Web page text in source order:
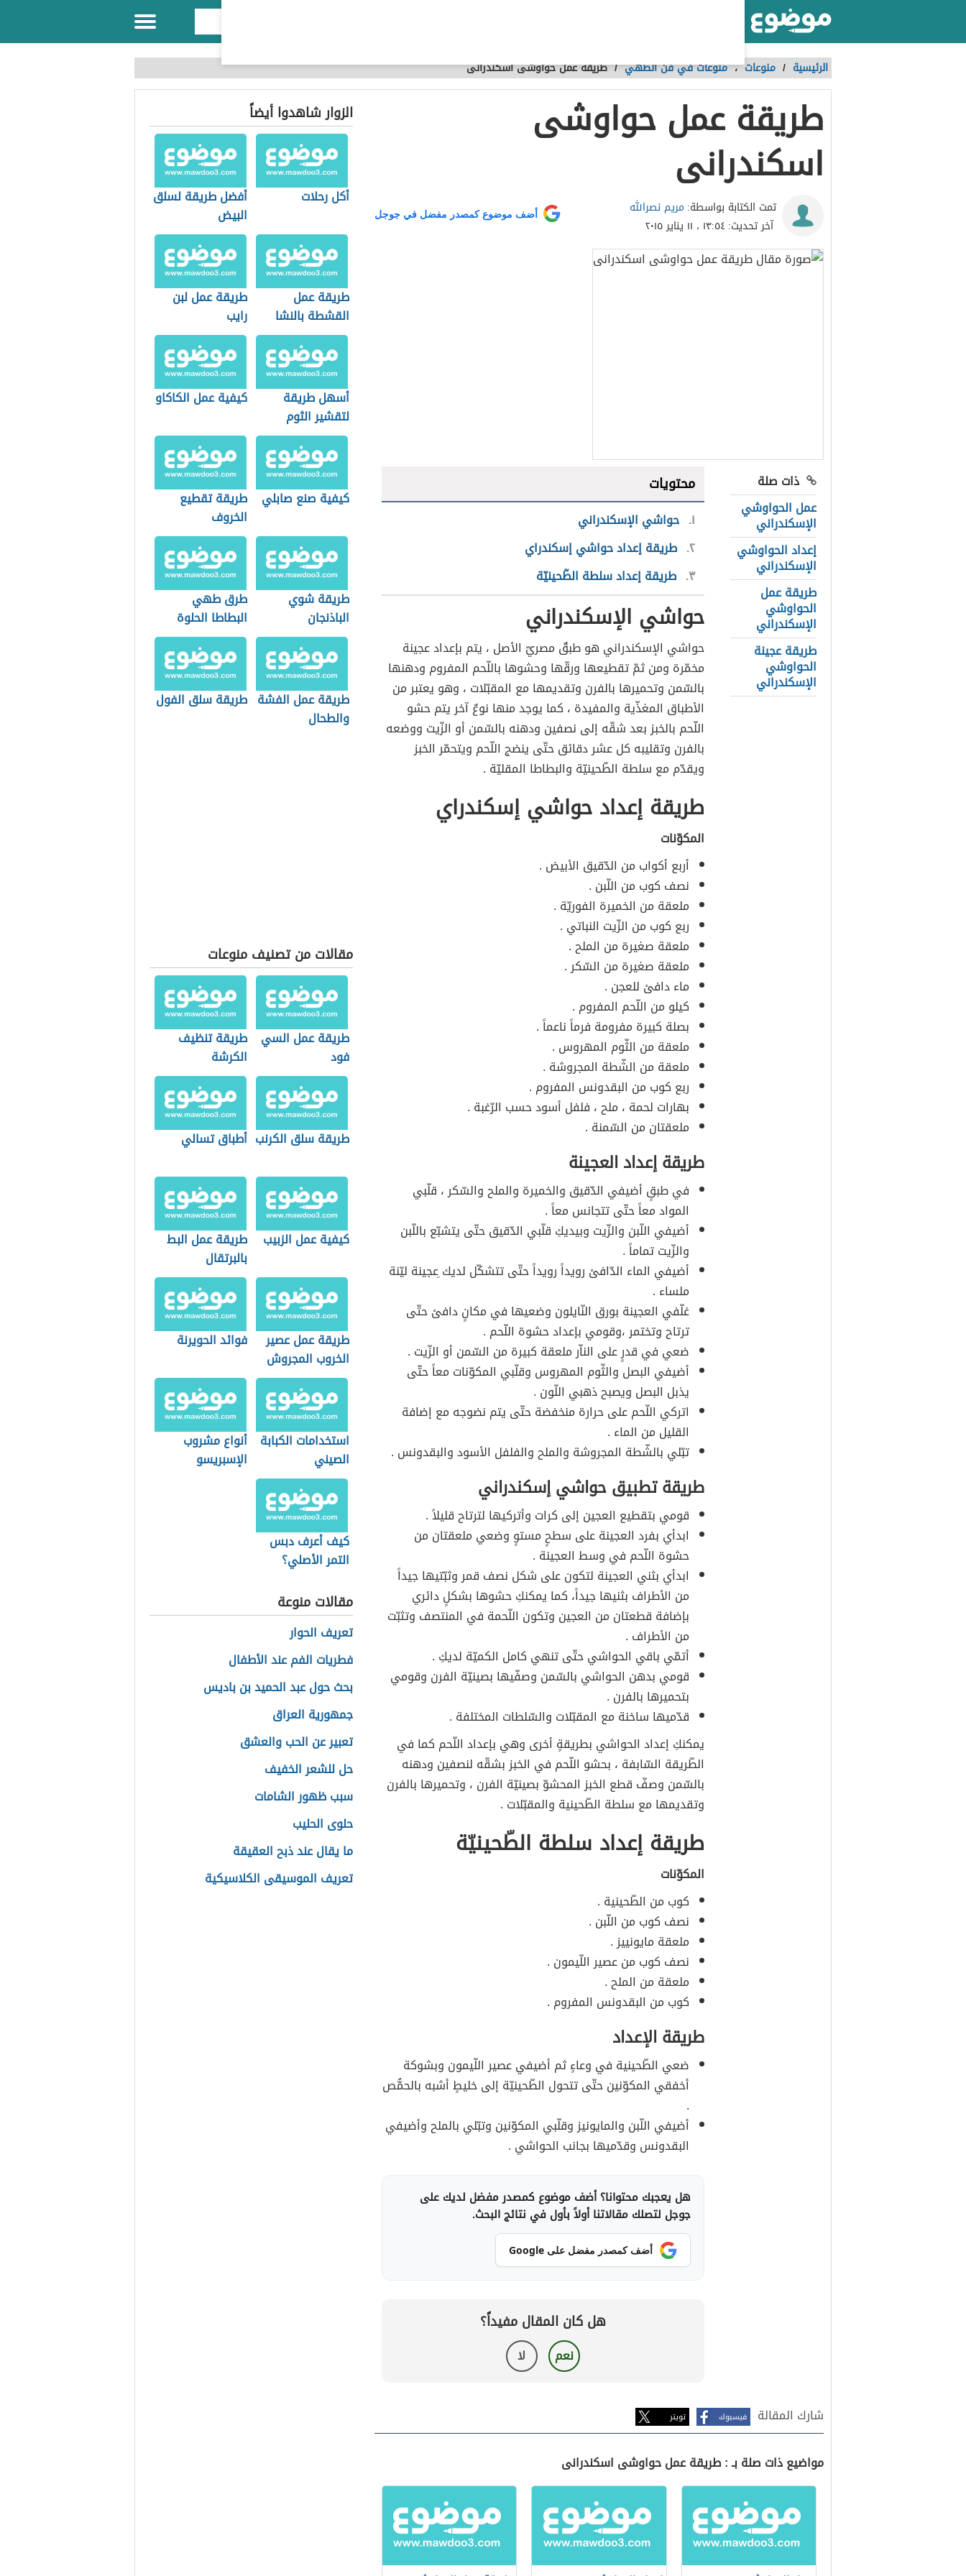
الرئيسية / منوعات ،منوعات في فن الطهي /طريقة عمل حواوشى اسكندرانى
طريقة عمل حواوشى
اسكندرانى
تمت الكتابة بواسطة: مريم نصرالله
آخر تحديث:١٣:٥٤ ، ١١ يناير ٢٠١٥
أضف موضوع كمصدر مفضل في جوجل
ذات صلة
عمل الحواوشي
الإسكندراني
إعداد الحواوشي
الإسكندراني
طريقة عمل
الحواوشي
الإسكندراني
طريقة عجينة
الحواوشي
الإسكندراني
محتويات
١ حواشي الإسكندراني
٢ طريقة إعداد حواشي إسكندراي
٣ طريقة إعداد سلطة الطّحينيّة
حواشي الإسكندراني
حواشي الإسكندراني هو طبقٌ مصريّ الأصل ، يتم بإعداد عجينة
مخمّرة ومن ثمّ تقطيعها ورقّها وحشوها باللّحم المفروم ودهنها
بالسّمن وتحميرها بالفرن وتقديمها مع المقبّلات ، وهو يعتبر من
الأطباق المغذّية والمفيدة ، كما يوجد منها نوعٌ آخر يتم حشو
اللّحم بالخبز بعد شقّه إلى نصفين ودهنه بالسّمن أو الزّيت ووضعه
بالفرن وتقليبه كل عشر دقائق حتّى ينضج اللّحم ويتحمّر الخبز
ويقدّم مع سلطة الطّحينيّة والبطاطا المقليّة .
طريقة إعداد حواشي إسكندراي
المكوّنات
أربع أكواب من الدّقيق الأبيض .
نصف كوب من اللّبن .
ملعقة من الخميرة الفوريّة .
ربع كوب من الزّيت النباتي .
ملعقة صغيرة من الملح .
ملعقة صغيرة من السّكر .
ماء دافئ للعجن .
كيلو من اللّحم المفروم .
بصلة كبيرة مفرومة فرماً ناعماً .
ملعقة من الثّوم المهروس .
ملعقة من الشّطة المجروشة .
ربع كوب من البقدونس المفروم .
بهارات لحمة ، ملح ، فلفل أسود حسب الرّغبة .
ملعقتان من السّمنة .
طريقة إعداد العجينة
في طبقٍ أضيفي الدّقيق والخميرة والملح والسّكر ، قلّبي
المواد معاً حتّى تتجانس معاً .
أضيفي اللّبن والزّيت وبيديكِ قلّبي الدّقيق حتّى يتشبّع باللّبن
والزّيت تماماً .
أضيفي الماء الدّافئ رويداً رويداً حتّى تتشكّل لديك ِعجينة ليّنة
ملساء .
غلّفي العجينة بورق النّايلون وضعيها في مكانٍ دافئ حتّى
ترتاح وتختمر ،وقومي بإعداد حشوة اللّحم .
ضعي في قدرٍ على الناّر ملعقة كبيرة من السّمن أو الزّيت .
أضيفي البصل والثّوم المهروس وقلّبي المكوّنات معاً حتّى
يذبل البصل ويصبح ذهبي اللّون .
اتركي اللّحم على حرارة منخفضة حتّى يتم نضوجه مع إضافة
القليل من الماء .
تبّلي بالشّطة المجروشة والملح والفلفل الأسود والبقدونس .
طريقة تطبيق حواشي إسكندراني
قومي بتقطيع العجين إلى كرات وأتركيها لترتاح قليلاً .
ابدأي بفرد العجينة على سطحٍ مستوٍ وضعي ملعقتان من
حشوة اللّحم في وسط العجينة .
ابدأي بثني العجينة لتكون على شكل نصف قمر وثبّتيها جيداً
من الأطراف بثنيها جيداً، كما يمكنكِ حشوها بشكلٍ دائري
بإضافة قطعتان من العجين وتكون اللّحمة في المنتصف وتثبّت
من الأطراف .
أتمّي باقي الحواشي حتّى تنهي كامل الكميّة لديكِ .
قومي بدهن الحواشي بالسّمن وصفّيها بصينيّة الفرن وقومي
بتحميرها بالفرن .
قدّميها ساخنة مع المقبّلات والسّلطات المختلفة .
يمكنكِ إعداد الحواشي بطريقةٍ أخرى وهي بإعداد اللّحم كما في
الطّريقة السّابفة ، بحشو اللّحم في الخبز بشقّه لنصفين ودهنه
بالسّمن وصفّ قطع الخبز المحشوّ بصينيّة الفرن ، وتحميرها بالفرن
وتقديمها مع سلطة الطّحينية والمقبّلات .
طريقة إعداد سلطة الطّحينيّة
المكوّنات
كوب من الطّحينية .
نصف كوب من اللّبن .
ملعقة مايونييز .
نصف كوب من عصير اللّيمون .
ملعقة من الملح .
كوب من البقدونس المفروم .
طريقة الإعداد
ضعي الطّحينية في وعاءٍ ثم أضيفي عصير اللّيمون وبشوكة
أخفقي المكوّنين حتّى تتحول الطّحينيّة إلى خليطٍ أشبه بالحمُّص
.
أضيفي اللّبن والمايونيز وقلّبي المكوّنين وتبّلي بالملح وأضيفي
البقدونس وقدّميها بجانب الحواشي .
هل يعجبك محتوانا؟ أضف موضوع كمصدر مفضل لديك على
جوجل لتصلك مقالاتنا أولاً بأول في نتائج البحث.
أضف كمصدر مفضل على Google
هل كان المقال مفيداً؟
نعم لا
شارك المقالة فيسبوك تويتر
مواضيع ذات صلة بـ : طريقة عمل حواوشى اسكندرانى
الزوار شاهدوا أيضاً
أكل رحلات
أفضل طريقة لسلق
البيض
طريقة عمل
القشطة بالنشا
طريقة عمل لبن
رايب
أسهل طريقة
لتقشير الثوم
كيفية عمل الكاكاو
كيفية صنع صابلي
طريقة تقطيع
الخروف
طريقة شوي
الباذنجان
طرق طهي
البطاطا الحلوة
طريقة عمل الفشة
والطحال
طريقة سلق الفول
مقالات من تصنيف منوعات
طريقة عمل السي
فود
طريقة تنظيف
الكرشة
طريقة سلق الكرنب أطباق تسالي
كيفية عمل الزبيب
طريقة عمل البط
بالبرتقال
طريقة عمل عصير
الخروب المجروش
فوائد الحويرنة
استخدامات الكبابة
الصيني
أنواع مشروب
الإسبريسو
كيف أعرف دبس
التمر الأصلي؟
مقالات منوعة
تعريف الحوار
فطريات الفم عند الأطفال
بحث حول عبد الحميد بن باديس
جمهورية العراق
تعبير عن الحب والعشق
حل للشعر الخفيف
سبب ظهور الشامات
حلوى الحليب
ما يقال عند ذبح العقيقة
تعريف الموسيقى الكلاسيكية